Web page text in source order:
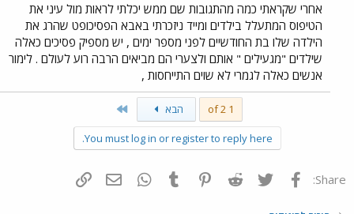
אחרי שקראתי כמה מהתגובות שם ממש יכלתי לראות מול עיני את
הטיפוס המתעלל בילדים ומייד ניזכרתי באבא הפסיכופט שהרג את
הילדה שלו בת החודשיים לפני מספר ימים , יש מספיק פסיכים כאלה
שילדים "מגעילים " אותם ולצערי הם מביאים הרבה רוע לעולם . לימור
אנשים כאלה לגמרי לא שוים התייחסות ,
1 of 2 הבא
You must log in or register to reply here.
Share: פייסבוק Twitter
Reddit
Pinterest
Tumblr
WhatsAppדואר אלקטרוני